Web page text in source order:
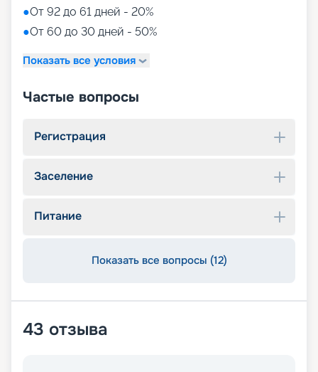
●От 92 до 61 дней - 20%
●От 60 до 30 дней - 50%
Показать все условия
Частые вопросы
Регистрация
Заселение
Питание
Показать все вопросы (12)
43 отзыва